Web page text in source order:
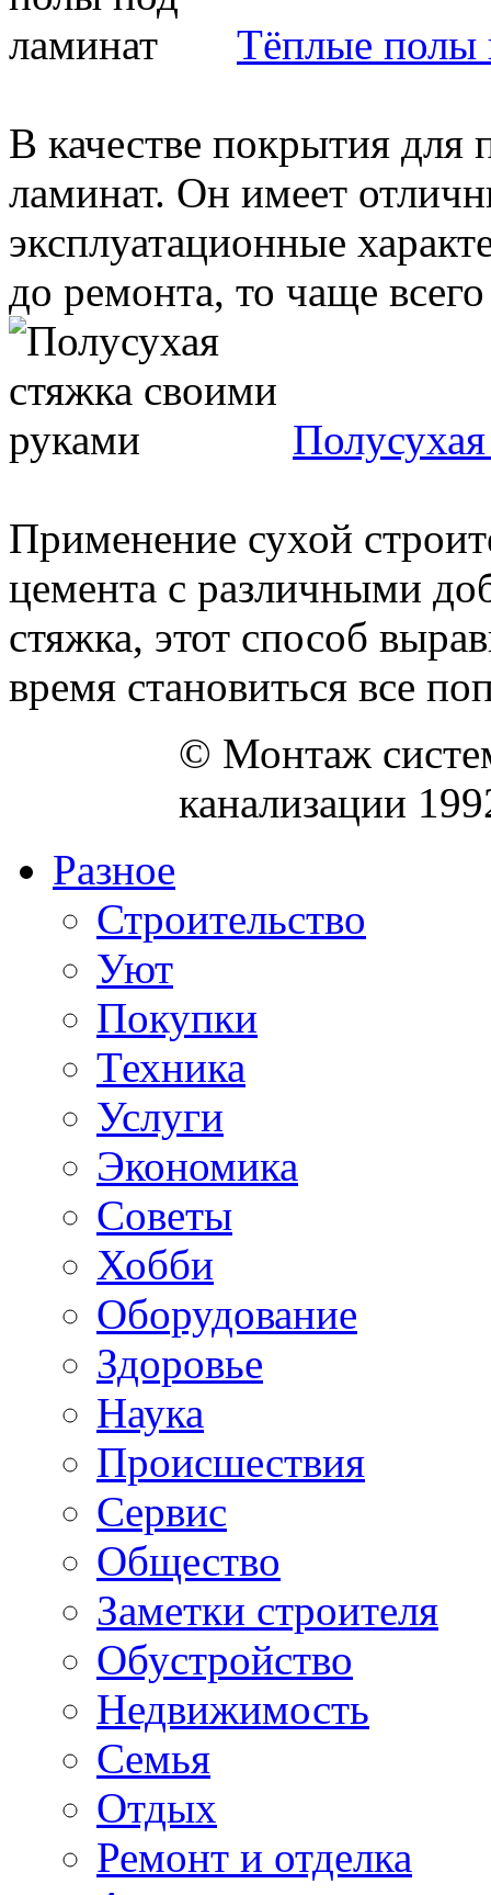
Тёплые полы
В качестве покрытия
ламинат. Он имеет
эксплуатационные
до ремонта, то чаще
Применение сухой
цемента с различными
стяжка, этот способ
время становиться все
© Монтаж
канализации
Разное
Строительство
Уют
Покупки
Техника
Услуги
Экономика
Советы
Хобби
Oборудование
Здоровье
Наука
Происшествия
Сервис
Общество
Заметки строителя
Обустройство
Недвижимость
Семья
Отдых
Ремонт и отделка